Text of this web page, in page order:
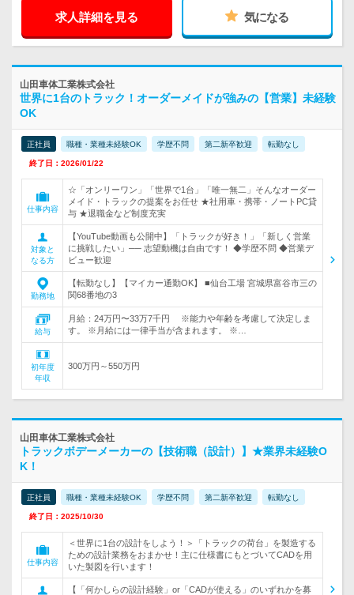
求人詳細を見る 気になる
山田車体工業株式会社
世界に1台のトラック！オーダーメイドが強みの【営業】未経験
OK
正社員 職種・業種未経験OK 学歴不問 第二新卒歓迎 転勤なし
終了日：2026/01/22
仕事内容
☆「オンリーワン」「世界で1台」「唯一無二」そんなオーダー
メイド・トラックの提案をお任せ ★社用車・携帯・ノートPC貸
与 ★退職金など制度充実
対象と
なる方
【YouTube動画も公開中】「トラックが好き！」「新しく営業
に挑戦したい」── 志望動機は自由です！ ◆学歴不問 ◆営業デ
ビュー歓迎
勤務地
【転勤なし】【マイカー通勤OK】 ■仙台工場 宮城県富谷市三の
関68番地の3
給与
月給：24万円〜33万7千円 ※能力や年齢を考慮して決定しま
す。 ※月給には一律手当が含まれます。 ※…
初年度
年収
300万円～550万円
山田車体工業株式会社
トラックボデーメーカーの【技術職（設計）】★業界未経験O
K！
正社員 職種・業種未経験OK 学歴不問 第二新卒歓迎 転勤なし
終了日：2025/10/30
仕事内容
＜世界に1台の設計をしよう！＞「トラックの荷台」を製造する
ための設計業務をおまかせ！主に仕様書にもとづいてCADを用
いた製図を行います！
【「何かしらの設計経験」or「CADが使える」のいずれかを募